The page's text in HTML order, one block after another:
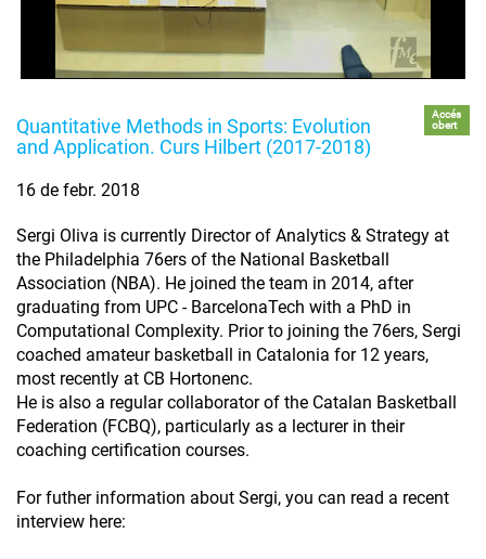
Quantitative Methods in Sports: Evolution
and Application. Curs Hilbert (2017-2018)
Accés
obert
16 de febr. 2018
Sergi Oliva is currently Director of Analytics & Strategy at
the Philadelphia 76ers of the National Basketball
Association (NBA). He joined the team in 2014, after
graduating from UPC - BarcelonaTech with a PhD in
Computational Complexity. Prior to joining the 76ers, Sergi
coached amateur basketball in Catalonia for 12 years,
most recently at CB Hortonenc.
He is also a regular collaborator of the Catalan Basketball
Federation (FCBQ), particularly as a lecturer in their
coaching certification courses.
For futher information about Sergi, you can read a recent
interview here: